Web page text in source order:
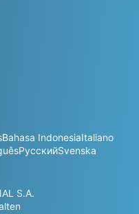
Bahasa IndonesiaItaliano
РусскийSvenska
S.A.